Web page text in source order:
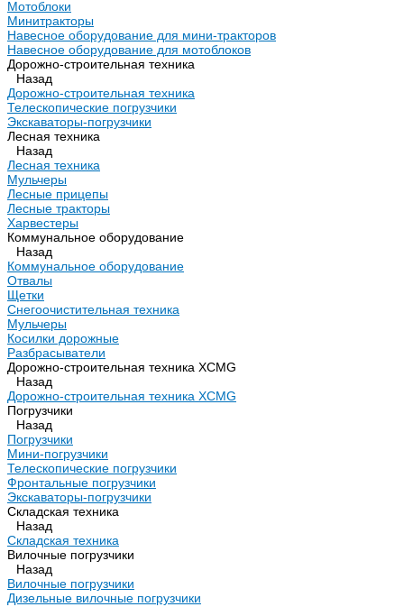
Мотоблоки
Минитракторы
Навесное оборудование для мини-тракторов
Навесное оборудование для мотоблоков
Дорожно-строительная техника
Назад
Дорожно-строительная техника
Телескопические погрузчики
Экскаваторы-погрузчики
Лесная техника
Назад
Лесная техника
Мульчеры
Лесные прицепы
Лесные тракторы
Харвестеры
Коммунальное оборудование
Назад
Коммунальное оборудование
Отвалы
Щетки
Снегоочистительная техника
Мульчеры
Косилки дорожные
Разбрасыватели
Дорожно-строительная техника XCMG
Назад
Дорожно-строительная техника XCMG
Погрузчики
Назад
Погрузчики
Мини-погрузчики
Телескопические погрузчики
Фронтальные погрузчики
Экскаваторы-погрузчики
Складская техника
Назад
Складская техника
Вилочные погрузчики
Назад
Вилочные погрузчики
Дизельные вилочные погрузчики